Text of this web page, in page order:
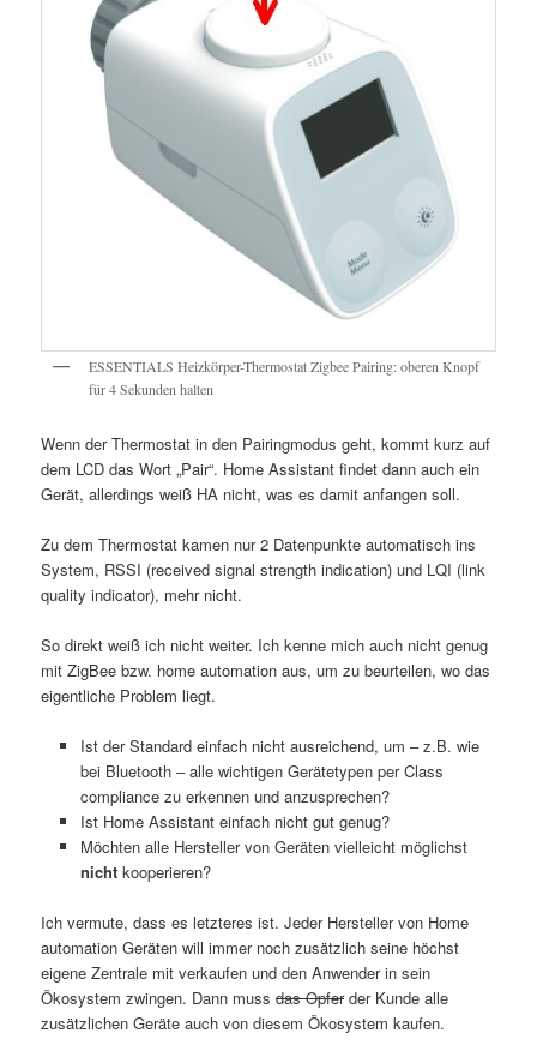
ESSENTIALS Heizkörper-Thermostat Zigbee Pairing: oberen Knopf
für 4 Sekunden halten
Wenn der Thermostat in den Pairingmodus geht, kommt kurz auf
dem LCD das Wort „Pair“. Home Assistant findet dann auch ein
Gerät, allerdings weiß HA nicht, was es damit anfangen soll.
Zu dem Thermostat kamen nur 2 Datenpunkte automatisch ins
System, RSSI (received signal strength indication) und LQI (link
quality indicator), mehr nicht.
So direkt weiß ich nicht weiter. Ich kenne mich auch nicht genug
mit ZigBee bzw. home automation aus, um zu beurteilen, wo das
eigentliche Problem liegt.
Ist der Standard einfach nicht ausreichend, um – z.B. wie
bei Bluetooth – alle wichtigen Gerätetypen per Class
compliance zu erkennen und anzusprechen?
Ist Home Assistant einfach nicht gut genug?
Möchten alle Hersteller von Geräten vielleicht möglichst
nichtkooperieren?
Ich vermute, dass es letzteres ist. Jeder Hersteller von Home
automation Geräten will immer noch zusätzlich seine höchst
eigene Zentrale mit verkaufen und den Anwender in sein
Ökosystem zwingen. Dann mussdas Opferder Kunde alle
zusätzlichen Geräte auch von diesem Ökosystem kaufen.